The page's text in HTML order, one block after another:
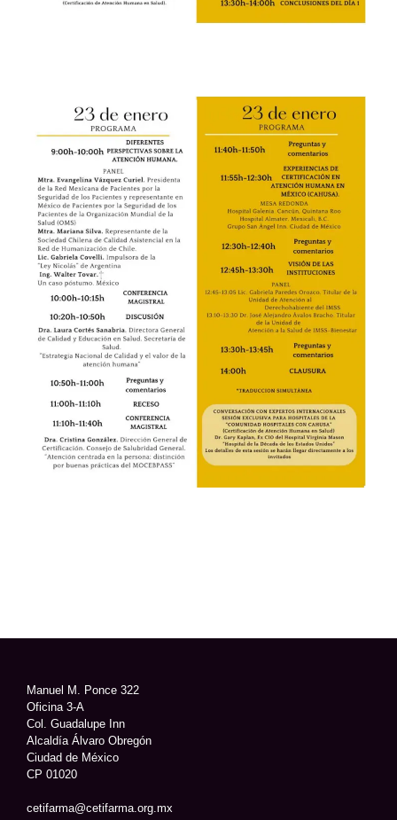
Manuel M. Ponce 322
Oficina 3-A
Col. Guadalupe Inn
Alcaldía Álvaro Obregón
Ciudad de México
CP 01020
cetifarma@cetifarma.org.mx